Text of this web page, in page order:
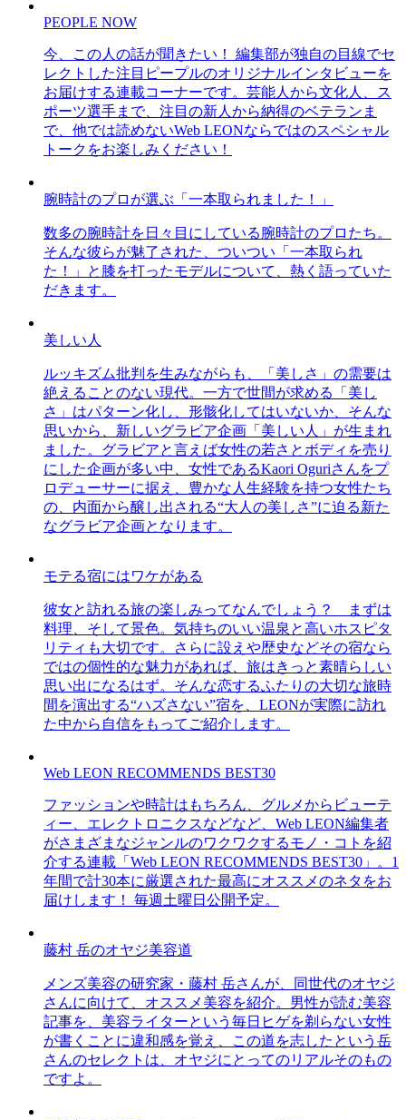
PEOPLE NOW
今、この人の話が聞きたい！ 編集部が独自の目線でセ
レクトした注目ピープルのオリジナルインタビューを
お届けする連載コーナーです。芸能人から文化人、ス
ポーツ選手まで、注目の新人から納得のベテランま
で、他では読めないWeb LEONならではのスペシャル
トークをお楽しみください！
腕時計のプロが選ぶ「一本取られました！」
数多の腕時計を日々目にしている腕時計のプロたち。
そんな彼らが魅了された、ついつい「一本取られ
た！」と膝を打ったモデルについて、熱く語っていた
だきます。
美しい人
ルッキズム批判を生みながらも、「美しさ」の需要は
絶えることのない現代。一方で世間が求める「美し
さ」はパターン化し、形骸化してはいないか、そんな
思いから、新しいグラビア企画「美しい人」が生まれ
ました。グラビアと言えば女性の若さとボディを売り
にした企画が多い中、女性であるKaori Oguriさんをプ
ロデューサーに据え、豊かな人生経験を持つ女性たち
の、内面から醸し出される“大人の美しさ”に迫る新た
なグラビア企画となります。
モテる宿にはワケがある
彼女と訪れる旅の楽しみってなんでしょう？ まずは
料理、そして景色。気持ちのいい温泉と高いホスピタ
リティも大切です。さらに設えや歴史などその宿なら
ではの個性的な魅力があれば、旅はきっと素晴らしい
思い出になるはず。そんな恋するふたりの大切な旅時
間を演出する“ハズさない”宿を、LEONが実際に訪れ
た中から自信をもってご紹介します。
Web LEON RECOMMENDS BEST30
ファッションや時計はもちろん、グルメからビューテ
ィー、エレクトロニクスなどなど、Web LEON編集者
がさまざまなジャンルのワクワクするモノ・コトを紹
介する連載「Web LEON RECOMMENDS BEST30」。1
年間で計30本に厳選された最高にオススメのネタをお
届けします！ 毎週土曜日公開予定。
藤村 岳のオヤジ美容道
メンズ美容の研究家・藤村 岳さんが、同世代のオヤジ
さんに向けて、オススメ美容を紹介。男性が読む美容
記事を、美容ライターという毎日ヒゲを剃らない女性
が書くことに違和感を覚え、この道を志したという岳
さんのセレクトは、オヤジにとってのリアルそのもの
ですよ。